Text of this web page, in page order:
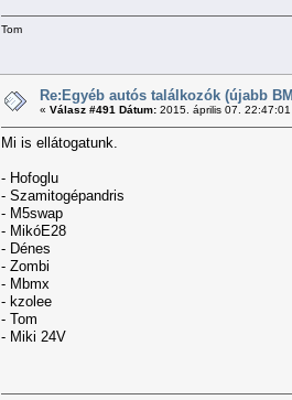
Tom
Re:Egyéb autós találkozók (újabb
« Válasz #491 Dátum: 2015. április 07.
Mi is ellátogatunk.
- Hofoglu
- Szamitogépandris
- M5swap
- MikóE28
- Dénes
- Zombi
- Mbmx
- kzolee
- Tom
- Miki 24V